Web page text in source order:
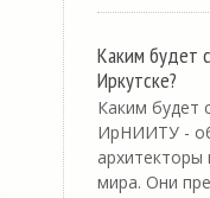
Каким будет
Иркутске?
Каким будет
ИрНИИТУ -
архитекторы
мира. Они